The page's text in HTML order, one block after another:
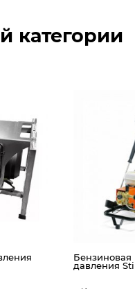
категории
Бензиновая
давления